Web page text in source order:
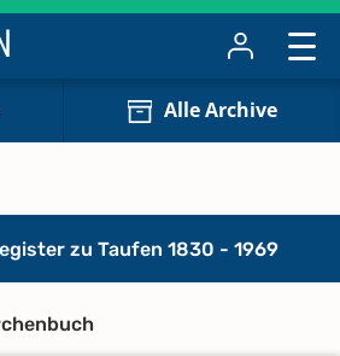
Alle Archive
zu Taufen 1830 - 1969